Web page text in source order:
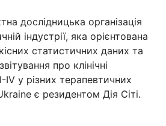
дослідницька організація
індустрії, яка орієнтована
статистичних даних та
про клінічні
у різних терапевтичних
є резидентом Дія Сіті.